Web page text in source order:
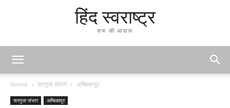
हिंद स्वराष्ट्र
सच की आवाज
Home सरगुजा संभाग अम्बिकापुर
सरगुजा संभाग अम्बिकापुर